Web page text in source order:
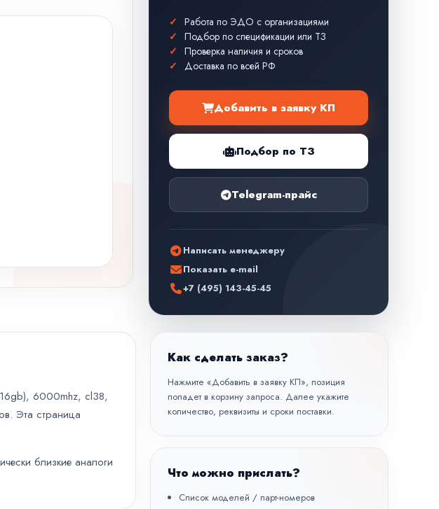
Работа по ЭДО с организациями
Подбор по спецификации или ТЗ
Проверка наличия и сроков
Доставка по всей РФ
Добавить в заявку КП
Подбор по ТЗ
Telegram-прайс
Написать менеджеру
Показать e-mail
+7 (495) 143-45-45
6000mhz, cl38,
Эта страница
близкие аналоги
Как сделать заказ?
Нажмите «Добавить в заявку КП», позиция
попадет в корзину запроса. Далее укажите
количество, реквизиты и сроки поставки.
Что можно прислать?
Список моделей / парт-номеров